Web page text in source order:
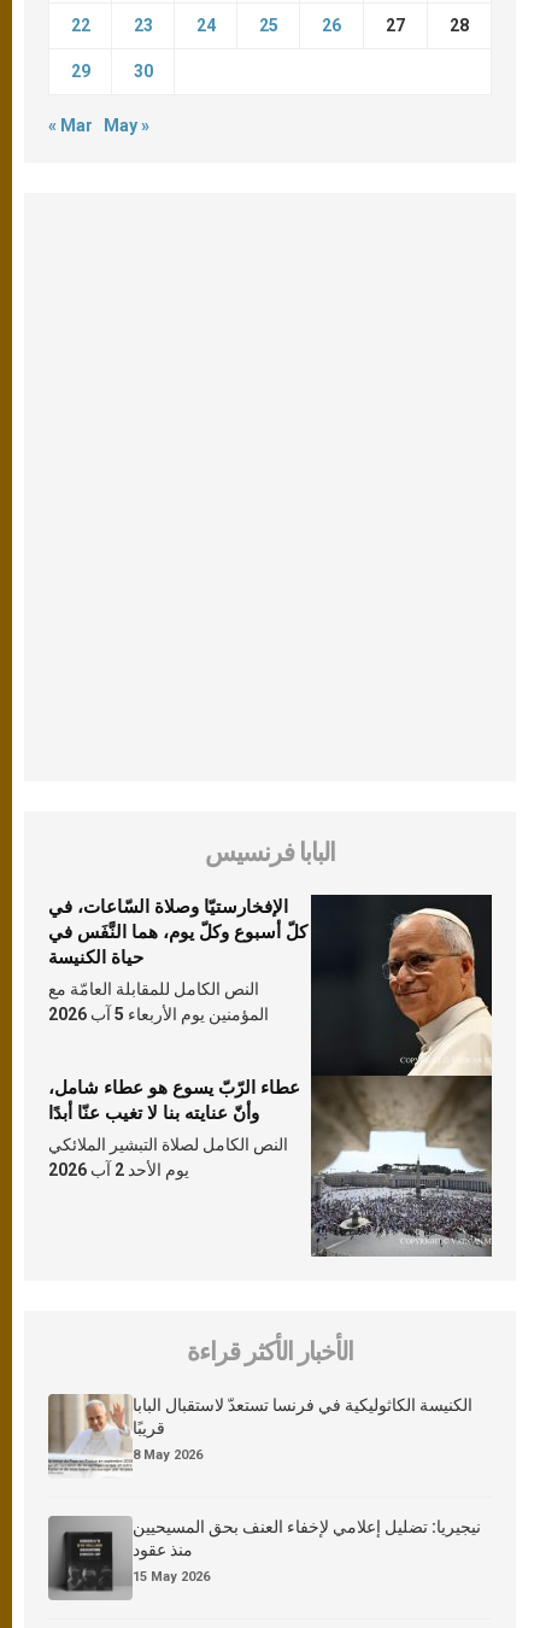
22 23 24 25 26 27 28
29 30
« Mar May »
البابا فرنسيس
الإفخارستيّا وصلاة السّاعات، في
كلّ أسبوع وكلّ يوم، هما النَّفَس في
حياة الكنيسة
النص الكامل للمقابلة العامّة مع
المؤمنين يوم الأربعاء 5 آب 2026
عطاء الرّبّ يسوع هو عطاء شامل،
وأنّ عنايته بنا لا تغيب عنّا أبدًا
النص الكامل لصلاة التبشير الملائكي
يوم الأحد 2 آب 2026
الأخبار الأكثر قراءة
الكنيسة الكاثوليكية في فرنسا تستعدّ لاستقبال البابا
قريبًا
8 May 2026
نيجيريا: تضليل إعلامي لإخفاء العنف بحق المسيحيين
منذ عقود
15 May 2026